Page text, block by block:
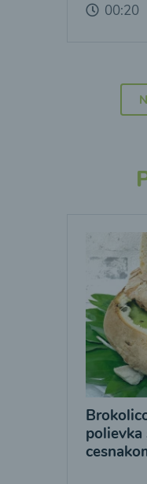
00:20
polievka